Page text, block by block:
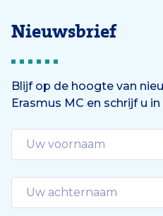
Nieuwsbrief
Blijf op de hoogte van
Erasmus MC en schrijf u